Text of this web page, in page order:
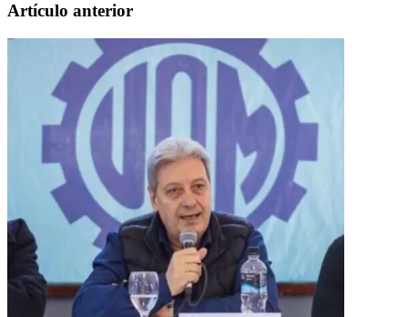
Artículo anterior